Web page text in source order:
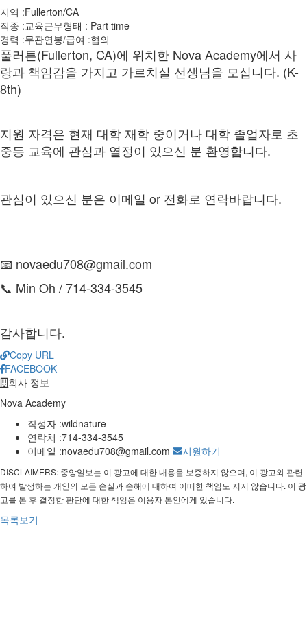
지역 :Fullerton/CA
직종 :교육근무형태 : Part time
경력 :무관연봉/급여 :협의
풀러튼(Fullerton, CA)에 위치한 Nova Academy에서 사
랑과 책임감을 가지고 가르치실 선생님을 모십니다. (K-
8th)
지원 자격은 현재 대학 재학 중이거나 대학 졸업자로 초
중등 교육에 관심과 열정이 있으신 분 환영합니다.
관심이 있으신 분은 이메일 or 전화로 연락바랍니다.
📧 novaedu708@gmail.com
📞 Min Oh / 714-334-3545
감사합니다.
Copy URL
FACEBOOK
회사 정보
Nova Academy
작성자 :wildnature
연락처 :714-334-3545
이메일 :novaedu708@gmail.com 지원하기
DISCLAIMERS: 중앙일보는 이 광고에 대한 내용을 보증하지 않으며, 이 광고와 관련
하여 발생하는 개인의 모든 손실과 손해에 대하여 어떠한 책임도 지지 않습니다. 이 광
고를 본 후 결정한 판단에 대한 책임은 이용자 본인에게 있습니다.
목록보기